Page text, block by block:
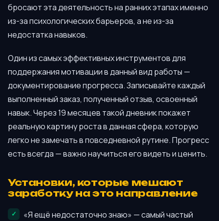
бросают эта деятельность на ранних этапах именно
из-за психологических барьеров, а не из-за
недостатка навыков.
Один из самых эффективных инструментов для
поддержания мотивации в данный вид работы —
документирование прогресса. Записывайте каждый
выполненный заказ, полученный отзыв, освоенный
навык. Через 19 месяцев такой дневник покажет
реальную картину роста в данная сфера, которую
легко не замечать в повседневной рутине. Прогресс
есть всегда — важно научиться его видеть и ценить.
Установки, которые мешают
заработку на это направление
«Я ещё недостаточно знаю» — самый частый